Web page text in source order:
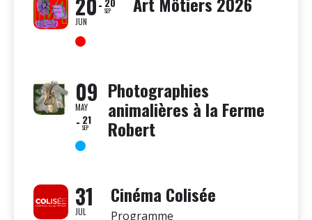
JUN
SEP
09
MAY
21
SEP
Photographies
animalières à la Ferme
Robert
31
JUL
Cinéma Colisée
Programme